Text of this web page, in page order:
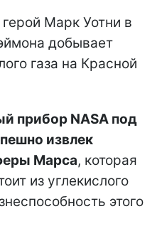
Марк Уотни в
добывает
газа на Красной
прибор NASA под
извлек
Марса, которая
из углекислого
этого